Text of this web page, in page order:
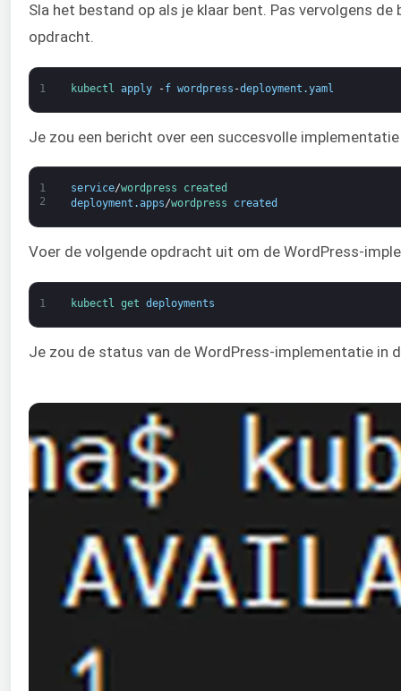
Sla het bestand op als je klaar bent. Pas vervolgens
opdracht.
1 kubectl apply -f wordpress -deployment .yaml
Je zou een bericht over een succesvolle
1
2
service/wordpress
created
deployment .apps/wordpress created
Voer de volgende opdracht uit om de WordPress-
1 kubectl get deployments
Je zou de status van de WordPress-implementatie in